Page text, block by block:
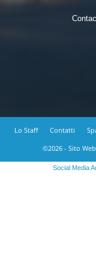
Lo Staff Contatti
©2026 - Sito
Social Media